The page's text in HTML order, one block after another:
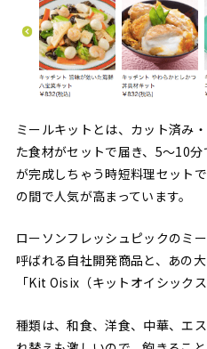
ミールキットとは、カット済み
た食材がセットで届き、5〜10
が完成しちゃう時短料理セット
の間で人気が高まっています。
ローソンフレッシュピックのミ
呼ばれる自社開発商品と、あの
「Kit Oisix（キットオイシック
種類は、和食、洋食、中華、エ